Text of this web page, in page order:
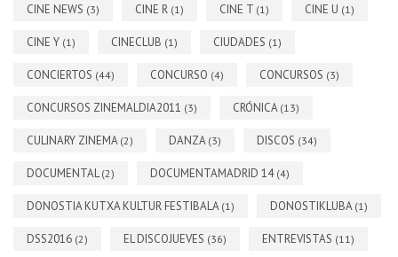
CINE NEWS (3) CINE R (1) CINE T (1) CINE U (1)
CINE Y (1) CINECLUB (1) CIUDADES (1)
CONCIERTOS (44) CONCURSO (4) CONCURSOS (3)
CONCURSOS ZINEMALDIA2011 (3) CRÓNICA (13)
CULINARY ZINEMA (2) DANZA (3) DISCOS (34)
DOCUMENTAL(2) DOCUMENTAMADRID 14 (4)
DONOSTIA KUTXA KULTUR FESTIBALA (1) DONOSTIKLUBA (1)
DSS2016 (2) EL DISCOJUEVES (36) ENTREVISTAS (11)